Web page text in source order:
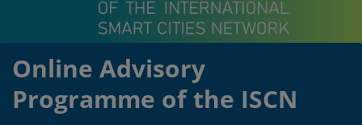
Online Advisory
Programme of the ISCN